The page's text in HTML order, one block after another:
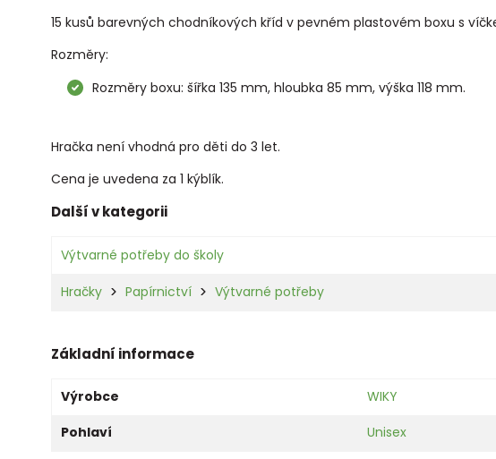
15 kusů barevných chodníkových kříd v pevném plastovém boxu s
Rozměry:
Rozměry boxu: šířka 135 mm, hloubka 85 mm, výška 118 mm.
Hračka není vhodná pro děti do 3 let.
Cena je uvedena za 1 kýblík.
Další v kategorii
Výtvarné potřeby do školy
Hračky Papírnictví Výtvarné potřeby
Základní informace
Výrobce
WIKY
Pohlaví
Unisex